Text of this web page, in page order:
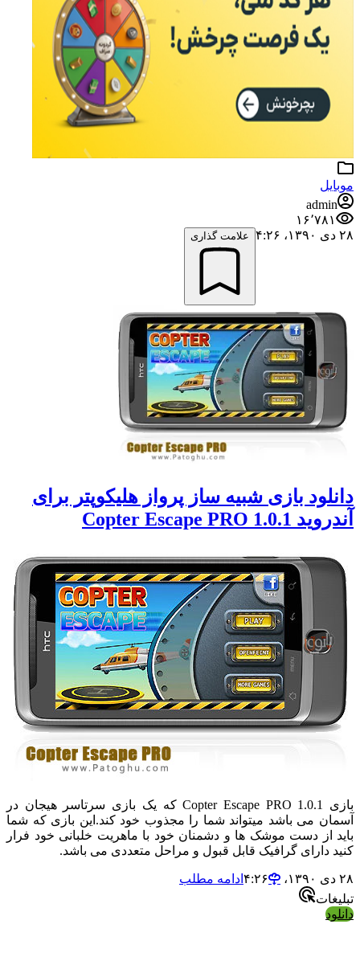
موبایل
admin
۱۶٬۷۸۱
۲۸ دی ۱۳۹۰،‏ ۴:۲۶
علامت گذاری
دانلود بازی شبیه ساز پرواز هليكوپتر برای
آندروید Copter Escape PRO 1.0.1
بازی Copter Escape PRO 1.0.1 که یک بازی سرتاسر هیجان در
آسمان می باشد میتواند شما را مجذوب خود کند.این بازی که شما
باید از دست موشک ها و دشمنان خود با ماهریت خلبانی خود فرار
کنید دارای گرافیک قابل قبول و مراحل متعددی می باشد.
۲۸ دی ۱۳۹۰،‏ ۴:۲۶
ادامه مطلب
تبلیغات
دانلود